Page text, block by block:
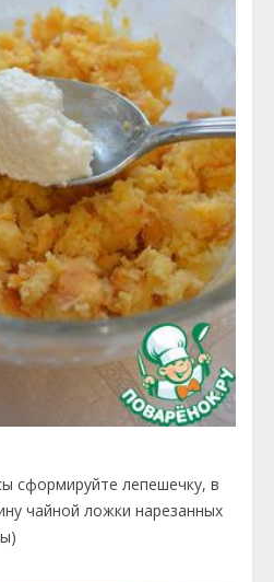
сформируйте лепешечку, в
чайной ложки нарезанных